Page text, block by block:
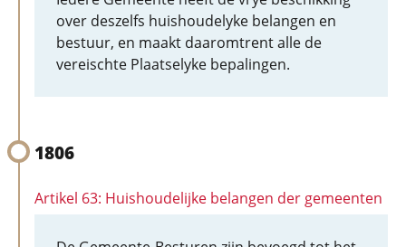
over deszelfs huishoudelyke belangen en
bestuur, en maakt daaromtrent alle de
vereischte Plaatselyke bepalingen.
1806
Artikel 63: Huishoudelijke belangen der gemeenten